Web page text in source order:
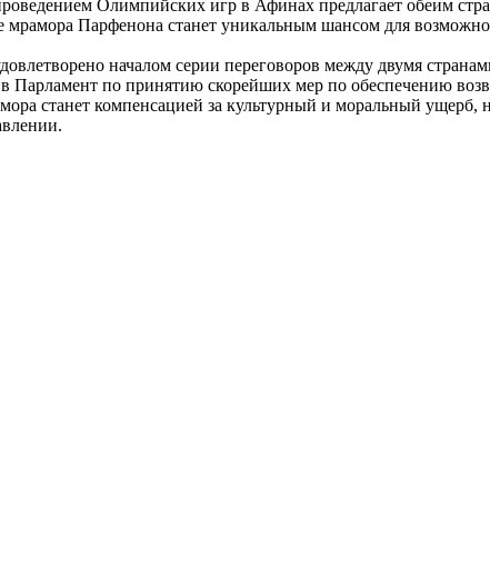
Олимпийских игр в Афинах предлагает обеим
Парфенона станет уникальным шансом для
началом серии переговоров между двумя
по принятию скорейших мер по обеспечению
станет компенсацией за культурный и моральный